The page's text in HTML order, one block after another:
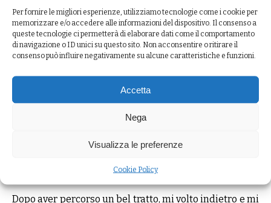
Per fornire le migliori esperienze, utilizziamo tecnologie come i cookie per
memorizzare e/o accedere alle informazioni del dispositivo. Il consenso a
queste tecnologie ci permetterà di elaborare dati come il comportamento
di navigazione o ID unici su questo sito. Non acconsentire o ritirare il
consenso può influire negativamente su alcune caratteristiche e funzioni.
Accetta
Nega
Visualizza le preferenze
Cookie Policy
Raggiungiamo l’imbocco del canale Nord e diamo uno
sguardo. Siamo tentati di buttarci giù di lì, ma nel
contempo non vogliamo sprecare la discesa su quei
All’unanimità optiamo per la seconda scelta e credo
che sia stata quella migliore, anche perchè due amici
che quella gita l’avevano fatta diverse volte negli anni,
calendario. Solitamente è molto molto pericoloso
tutto sembra essere perfetto, anzi lo è!
Dopo aver percorso un bel tratto, mi volto indietro e mi